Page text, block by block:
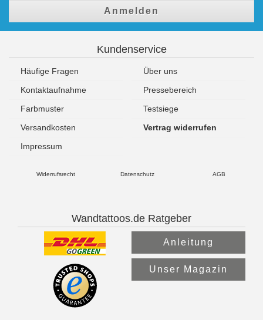
Anmelden
Kundenservice
Häufige Fragen
Über uns
Kontaktaufnahme
Pressebereich
Farbmuster
Testsiege
Versandkosten
Vertrag widerrufen
Impressum
Widerrufsrecht Datenschutz AGB
Wandtattoos.de Ratgeber
Anleitung
Unser Magazin